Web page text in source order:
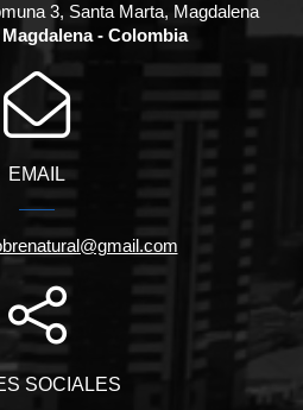
3, Santa Marta, Magdalena
- Colombia
EMAIL
SOCIALES